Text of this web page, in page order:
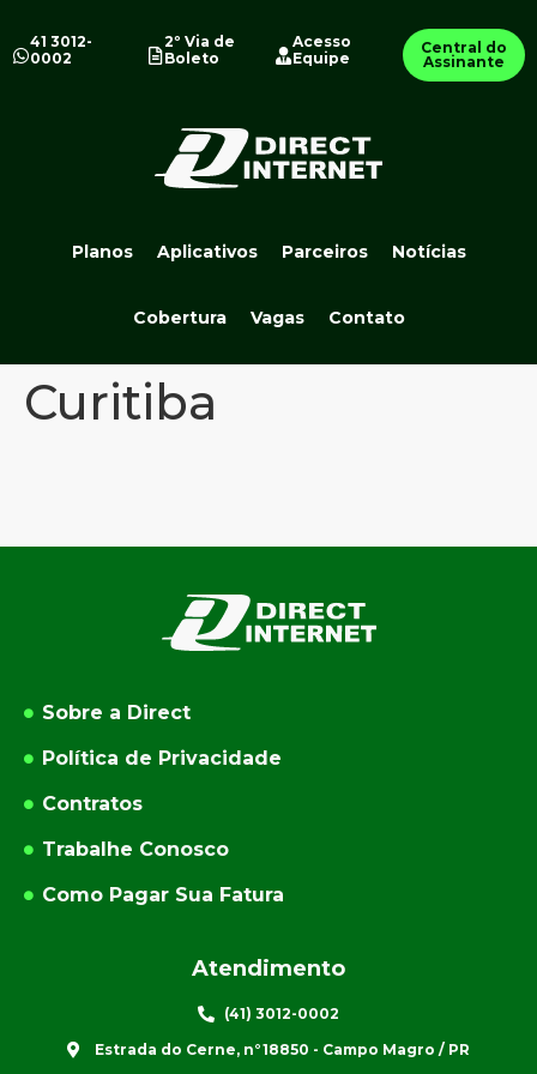
41 3012-
0002
2º Via de
Boleto
Acesso
Equipe
Central do
Assinante
Planos Aplicativos Parceiros Notícias
Cobertura Vagas Contato
Curitiba
Sobre a Direct
Política de Privacidade
Contratos
Trabalhe Conosco
Como Pagar Sua Fatura
Atendimento
(41) 3012-0002
Estrada do Cerne, n°18850 - Campo Magro / PR